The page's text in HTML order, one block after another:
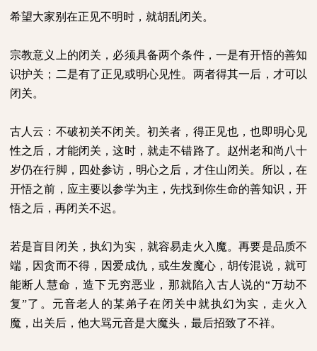
希望大家别在正见不明时，就胡乱闭关。
宗教意义上的闭关，必须具备两个条件，一是有开悟的善知
识护关；二是有了正见或明心见性。两者得其一后，才可以
闭关。
古人云：不破初关不闭关。初关者，得正见也，也即明心见
性之后，才能闭关，这时，就走不错路了。赵州老和尚八十
岁仍在行脚，四处参访，明心之后，才住山闭关。所以，在
开悟之前，应主要以参学为主，先找到你生命的善知识，开
悟之后，再闭关不迟。
若是盲目闭关，执幻为实，就容易走火入魔。再要是品质不
端，因贪而不得，因爱成仇，或生发魔心，胡传混说，就可
能断人慧命，造下无穷恶业，那就陷入古人说的“万劫不
复”了。元音老人的某弟子在闭关中就执幻为实，走火入
魔，出关后，他大骂元音是大魔头，最后招致了不祥。